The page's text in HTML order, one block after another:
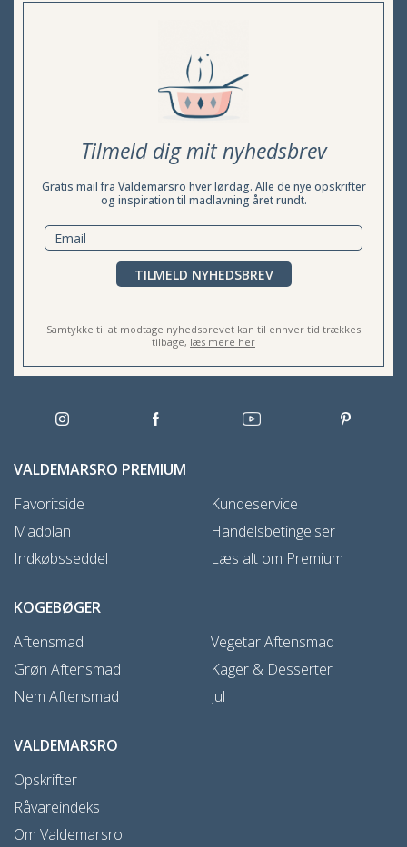
Tilmeld dig mit nyhedsbrev
Gratis mail fra Valdemarsro hver lørdag. Alle de nye opskrifter
og inspiration til madlavning året rundt.
TILMELD NYHEDSBREV
Samtykke til at modtage nyhedsbrevet kan til enhver tid trækkes
tilbage, læs mere her
VALDEMARSRO PREMIUM
Favoritside
Madplan
Indkøbsseddel
Kundeservice
Handelsbetingelser
Læs alt om Premium
KOGEBØGER
Aftensmad
Grøn Aftensmad
Nem Aftensmad
Vegetar Aftensmad
Kager & Desserter
Jul
VALDEMARSRO
Opskrifter
Råvareindeks
Om Valdemarsro